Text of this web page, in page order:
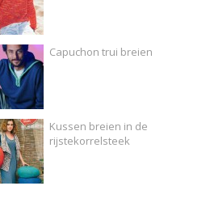
Capuchon trui breien
Kussen breien in de
rijstekorrelsteek